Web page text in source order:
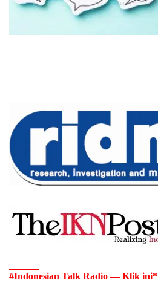
#Indonesian Talk Radio — Klik ini*